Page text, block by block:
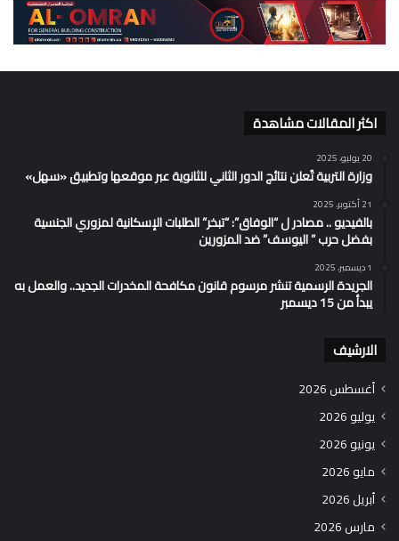
اكثر المقالات مشاهدة
20 يوليو، 2025
وزارة التربية تُعلن نتائج الدور الثاني للثانوية عبر موقعها وتطبيق «سهل»
21 أكتوبر، 2025
بالفيديو .. مصادر ل “الوفاق”: “تبخر” الطلبات الإسكانية لمزوري الجنسية
بفضل حرب ” اليوسف” ضد المزورين
1 ديسمبر، 2025
الجريدة الرسمية تنشر مرسوم قانون مكافحة المخدرات الجديد.. والعمل به
يبدأ من 15 ديسمبر
الارشيف
أغسطس 2026
يوليو 2026
يونيو 2026
مايو 2026
أبريل 2026
مارس 2026